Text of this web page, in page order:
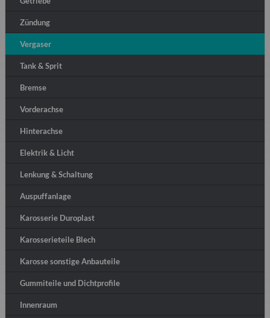
Zündung
Vergaser
Tank & Sprit
Bremse
Vorderachse
Hinterachse
Elektrik & Licht
Lenkung & Schaltung
Auspuffanlage
Karosserie Duroplast
Karosserieteile Blech
Karosse sonstige Anbauteile
Gummiteile und Dichtprofile
Innenraum